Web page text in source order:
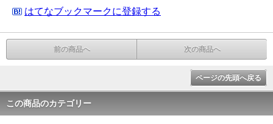
はてなブックマークに登録する
前の商品へ 次の商品へ
ページの先頭へ戻る
この商品のカテゴリー